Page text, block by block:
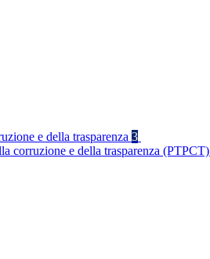
e della trasparenza 3
corruzione e della trasparenza (PTPCT)